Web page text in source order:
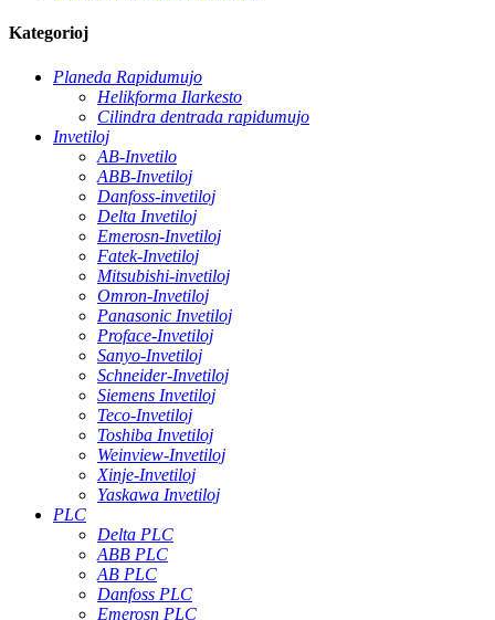
Kategorioj
Planeda Rapidumujo
Helikforma Ilarkesto
Cilindra dentrada rapidumujo
Invetiloj
AB-Invetilo
ABB-Invetiloj
Danfoss-invetiloj
Delta Invetiloj
Emerosn-Invetiloj
Fatek-Invetiloj
Mitsubishi-invetiloj
Omron-Invetiloj
Panasonic Invetiloj
Proface-Invetiloj
Sanyo-Invetiloj
Schneider-Invetiloj
Siemens Invetiloj
Teco-Invetiloj
Toshiba Invetiloj
Weinview-Invetiloj
Xinje-Invetiloj
Yaskawa Invetiloj
PLC
Delta PLC
ABB PLC
AB PLC
Danfoss PLC
Emerosn PLC